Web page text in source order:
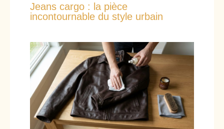
Jeans cargo : la pièce
incontournable du style urbain